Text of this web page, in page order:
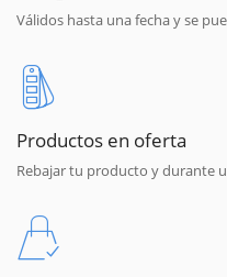
Válidos hasta una fecha y se
Productos en oferta
Rebajar tu producto y durante